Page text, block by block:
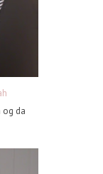
og da